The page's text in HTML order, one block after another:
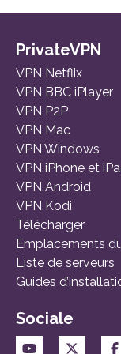
PrivateVPN
VPN Netflix
VPN BBC iPlayer
VPN P2P
VPN Mac
VPN Windows
VPN iPhone et
VPN Android
VPN Kodi
Télécharger
Emplacements
Liste de serveurs
Guides
Sociale